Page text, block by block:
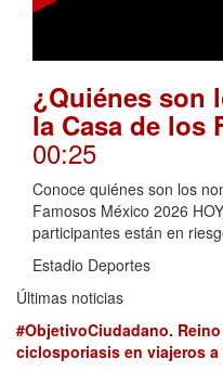
¿Quiénes son
la Casa de los
00:25
Conoce quiénes son los
Famosos México 2026
participantes están en
Estadio Deportes
Últimas noticias
#ObjetivoCiudadano.
ciclosporiasis en viajeros